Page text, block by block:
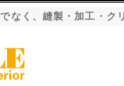
なく、縫製・加工・ク